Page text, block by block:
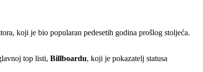
koji je bio popularan pedesetih godina prošlog stoljeća.
top listi, Billboardu, koji je pokazatelj statusa